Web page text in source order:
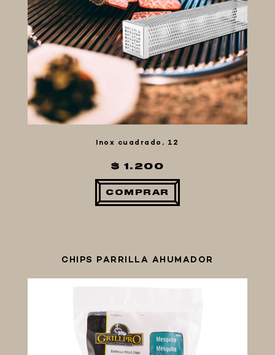
CARBONATACIÓN Y OXIGENACIÓN
MACERACIÓN Y FILTRADO
FERMENTACIÓN Y MADURADO
COCCIÓN Y MEDICIÓN
CONEXIONES
ENVASADO
FIVE STAR U.S.A
HORNOS PORTÁTILES PIZZA
NAPOLETANA
Inox cuadrado, 12
$ 1.200
COMPRAR
CHIPS PARRILLA AHUMADOR